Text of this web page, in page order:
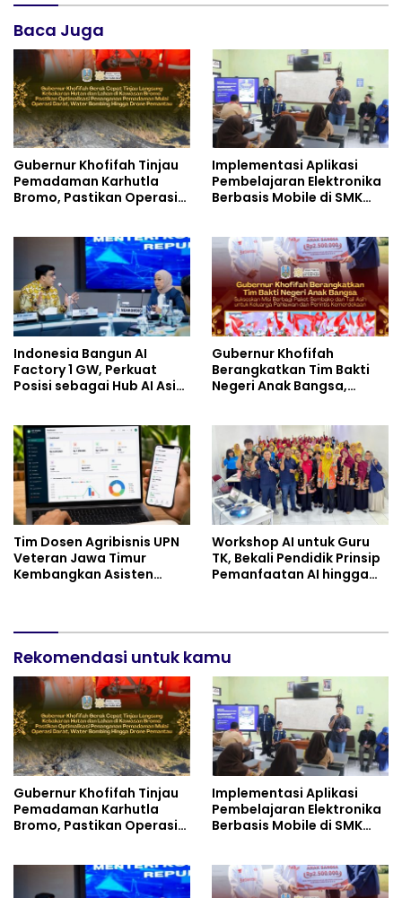
Baca Juga
Gubernur Khofifah Tinjau
Pemadaman Karhutla
Bromo, Pastikan Operasi
Implementasi Aplikasi
Pembelajaran Elektronika
Berbasis Mobile di SMK
dan Inovasi Pembelajaran
Indonesia Bangun AI
Factory 1 GW, Perkuat
Posisi sebagai Hub AI Asia
Gubernur Khofifah
Berangkatkan Tim Bakti
Negeri Anak Bangsa,
dan Perintis Kemerdekaan
Tim Dosen Agribisnis UPN
Veteran Jawa Timur
Kembangkan Asisten
Workshop AI untuk Guru
TK, Bekali Pendidik Prinsip
Pemanfaatan AI hingga
Rekomendasi untuk kamu
Gubernur Khofifah Tinjau
Pemadaman Karhutla
Bromo, Pastikan Operasi
Implementasi Aplikasi
Pembelajaran Elektronika
Berbasis Mobile di SMK
dan Inovasi Pembelajaran